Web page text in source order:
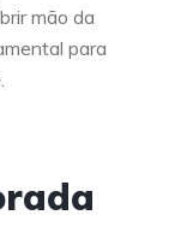
mão da
para